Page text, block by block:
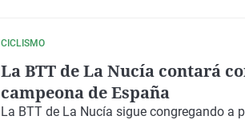
CICLISMO
La BTT de La Nucía contará
campeona de España
La BTT de La Nucía sigue congregando a